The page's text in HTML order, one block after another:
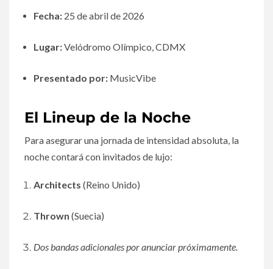
Fecha: 25 de abril de 2026
Lugar:Velódromo Olímpico, CDMX
Presentado por: MusicVibe
El Lineup de la Noche
Para asegurar una jornada de intensidad absoluta, la
noche contará con invitados de lujo:
Architects (Reino Unido)
Thrown (Suecia)
Dos bandas adicionales por anunciar próximamente.